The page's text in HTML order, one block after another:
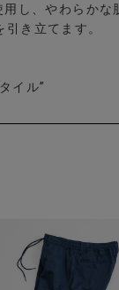
し、やわらかな
き立てます。
イル”